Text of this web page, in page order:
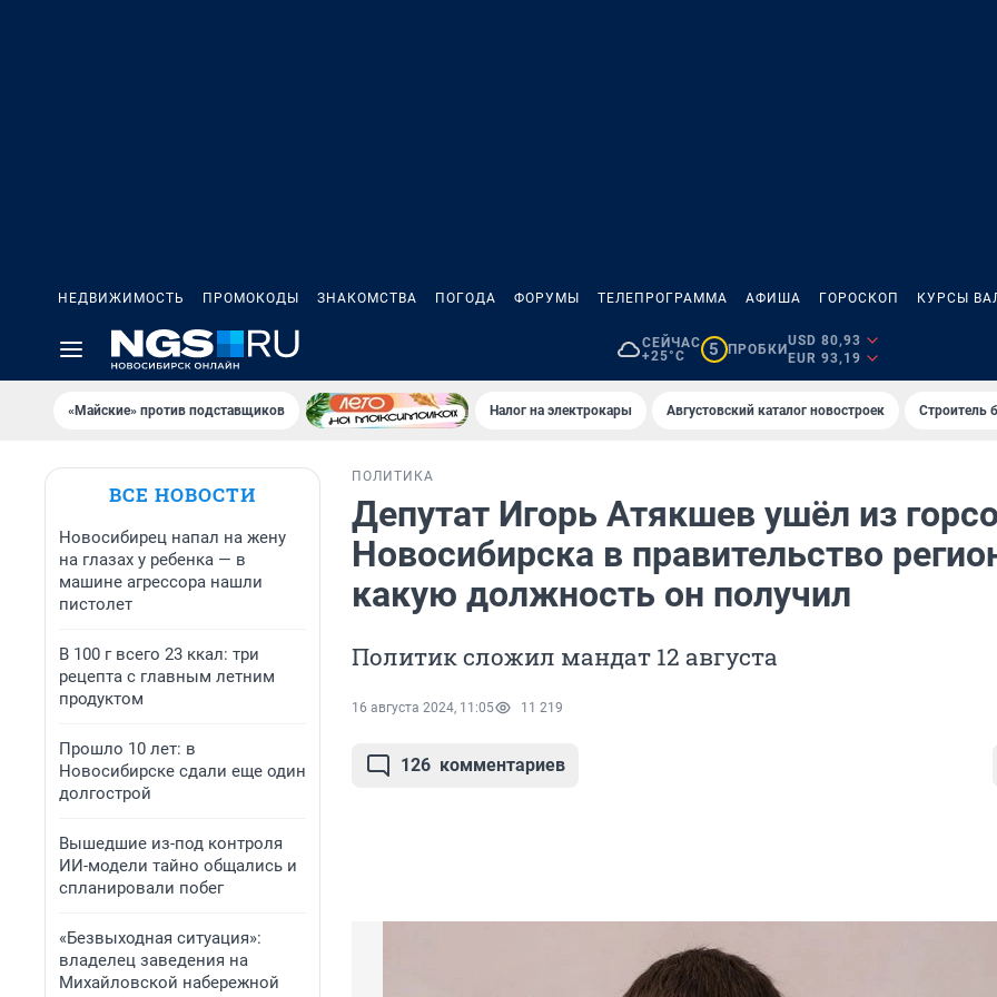
НЕДВИЖИМОСТЬ ПРОМОКОДЫ ЗНАКОМСТВА ПОГОДА ФОРУМЫ ТЕЛЕПРОГРАММА АФИША ГОРОСКОП КУРСЫ
СЕЙЧАС
+25°C
5 ПРОБКИ
USD 80,93
EUR 93,19
«Майские» против подставщиков Налог на электрокары Августовский каталог новостроек Строитель
ВСЕ НОВОСТИ
Новосибирец напал на жену
на глазах у ребенка — в
машине агрессора нашли
пистолет
В 100 г всего 23 ккал: три
рецепта с главным летним
продуктом
Прошло 10 лет: в
Новосибирске сдали еще один
долгострой
Вышедшие из-под контроля
ИИ-модели тайно общались и
спланировали побег
«Безвыходная ситуация»:
владелец заведения на
Михайловской набережной
ПОЛИТИКА
Депутат Игорь Атякшев ушёл из
Новосибирска в правительство
какую должность он получил
Политик сложил мандат 12 августа
16 августа 2024, 11:05 11 219
126 комментариев